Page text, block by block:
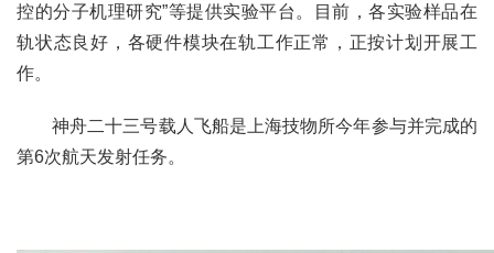
控的分子机理研究”等提供实验平台。目前，各实验样品在
轨状态良好，各硬件模块在轨工作正常，正按计划开展工
作。
神舟二十三号载人飞船是上海技物所今年参与并完成的
第6次航天发射任务。